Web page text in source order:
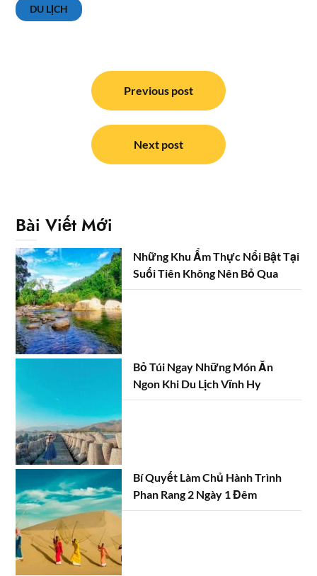
DU LỊCH
Previous post
Next post
Bài Viết Mới
Những Khu Ẩm Thực Nổi Bật Tại
Suối Tiên Không Nên Bỏ Qua
Bỏ Túi Ngay Những Món Ăn
Ngon Khi Du Lịch Vĩnh Hy
Bí Quyết Làm Chủ Hành Trình
Phan Rang 2 Ngày 1 Đêm